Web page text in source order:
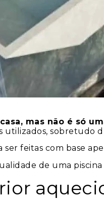
mas não é só
utilizados,
feitas com base
de uma